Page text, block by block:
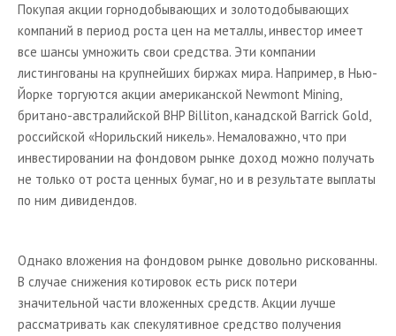
Покупая акции горнодобывающих и золотодобывающих
компаний в период роста цен на металлы, инвестор имеет
все шансы умножить свои средства. Эти компании
листингованы на крупнейших биржах мира. Например, в Нью-
Йорке торгуются акции американской Newmont Mining,
британо-австралийской BHP Billiton, канадской Barrick Gold,
российской «Норильский никель». Немаловажно, что при
инвестировании на фондовом рынке доход можно получать
не только от роста ценных бумаг, но и в результате выплаты
по ним дивидендов.
Однако вложения на фондовом рынке довольно рискованны.
В случае снижения котировок есть риск потери
значительной части вложенных средств. Акции лучше
рассматривать как спекулятивное средство получения